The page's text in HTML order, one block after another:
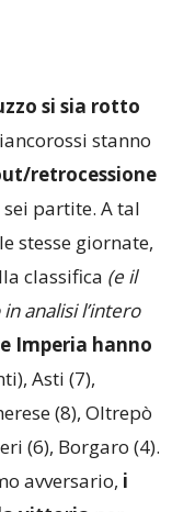
stanno
retrocessione
partite. A tal
stesse giornate,
classifica(e il
analisi l’intero
Imperia hanno
Asti (7),
(8), Oltrepò
(6), Borgaro (4).
avversario,i
vittoriaper